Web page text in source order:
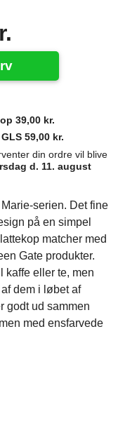
39,00 kr.
59,00 kr.
din ordre vil blive
d. 11. august
serien. Det fine
på en simpel
matcher med
Gate produkter.
kaffe eller te, men
dem i løbet af
godt ud sammen
med ensfarvede